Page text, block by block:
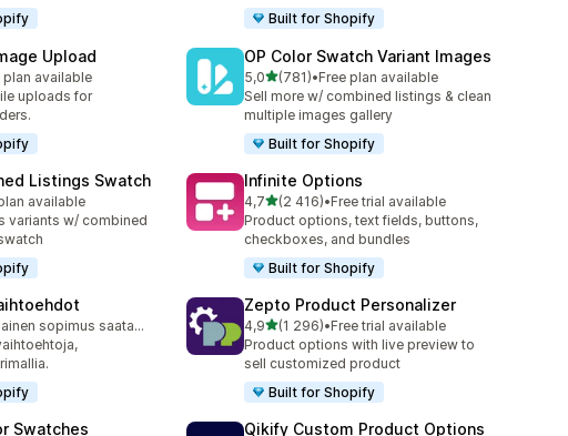
Built for Shopify
Upload
plan available
uploads for
OP Color Swatch Variant Images
5,0/ 5 tähteä
(781)
781 arvostelua yhteensä
•Free plan available
Sell more w/ combined listings & clean
multiple images gallery
Built for Shopify
Listings Swatch
available
variants w/ combined
Infinite Options
4,7/ 5 tähteä
(2 416)
2416 arvostelua yhteensä
•Free trial available
Product options, text fields, buttons,
checkboxes, and bundles
Built for Shopify
Ilmainen sopimus saatavilla
Zepto Product Personalizer
4,9/ 5 tähteä
(1 296)
1296 arvostelua yhteensä
•Free trial available
Product options with live preview to
sell customized product
Built for Shopify
Swatches Qikify Custom Product Options